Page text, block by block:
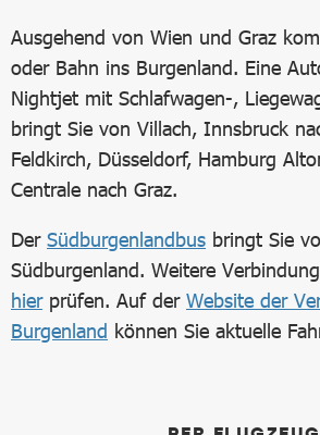
Ausgehend von Wien und Graz
oder Bahn ins Burgenland. Eine
Nightjet mit Schlafwagen-,
bringt Sie von Villach, Innsbruck
Feldkirch, Düsseldorf, Hamburg
Centrale nach Graz.
Der Südburgenlandbus bringt Sie
Südburgenland. Weitere
hierprüfen. Auf der Website der
Burgenland können Sie aktuelle